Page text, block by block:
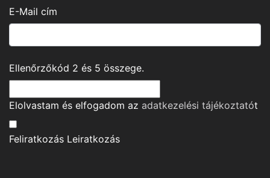
E-Mail cím
Ellenőrzőkód 2 és 5 összege.
Elolvastam és elfogadom az adatkezelési tájékoztatót
Feliratkozás Leiratkozás